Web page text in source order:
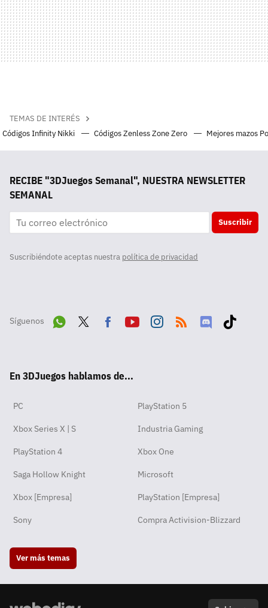
TEMAS DE INTERÉS
Códigos Infinity Nikki
Códigos Zenless Zone Zero Mejores mazos
RECIBE "3DJuegos Semanal", NUESTRA NEWSLETTER
SEMANAL
Suscribir
Suscribiéndote aceptas nuestra política de privacidad
Síguenos
pp
ok
En 3DJuegos hablamos de...
PC PlayStation 5
Xbox Series X | S Industria Gaming
PlayStation 4 Xbox One
Saga Hollow Knight Microsoft
Xbox [Empresa] PlayStation [Empresa]
Sony Compra Activision-Blizzard
Ver más temas